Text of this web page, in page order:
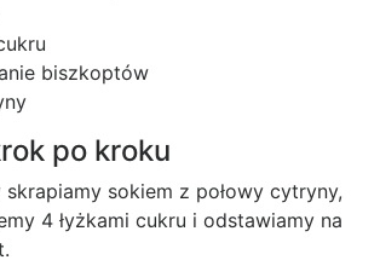
biszkoptów
po kroku
skrapiamy sokiem z połowy cytryny,
4 łyżkami cukru i odstawiamy na